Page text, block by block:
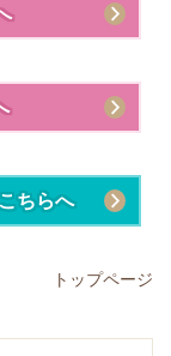
ちらへ
トップページ